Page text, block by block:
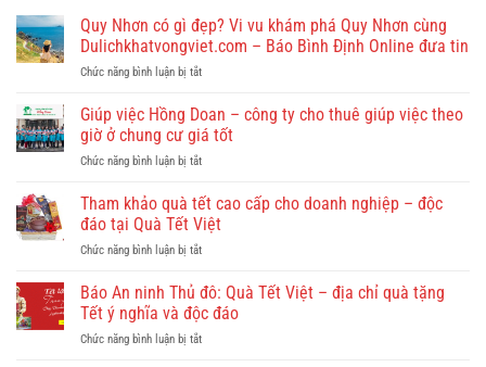
Quy Nhơn có gì đẹp? Vi vu khám phá Quy Nhơn cùng
Dulichkhatvongviet.com – Báo Bình Định Online đưa tin
Chức năng bình luận bị tắtở
Nhơn
có
gì
đẹp?
vu
khám
phá
Quy
cùng
Dulichkhatvongviet.com
Giúp việc Hồng Doan – công ty cho thuê giúp việc theo
giờ ở chung cư giá tốt
Chức năng bình luận bị tắtở
việc
Hồng
Doan
–
ty
cho
giúp
Tham khảo quà tết cao cấp cho doanh nghiệp – độc
đáo tại Quà Tết Việt
Chức năng bình luận bị tắtở
khảo
quà
tết
cao
Báo An ninh Thủ đô: Quà Tết Việt – địa chỉ quà tặng
Tết ý nghĩa và độc đáo
Chức năng bình luận bị tắtở